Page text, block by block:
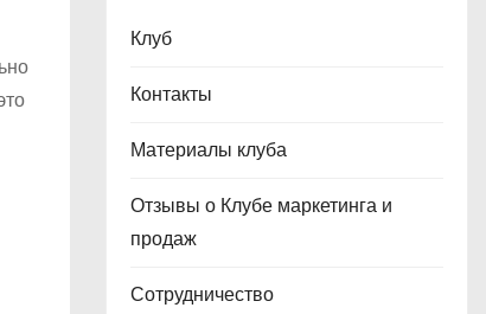
Клуб
Контакты
Материалы клуба
Отзывы о Клубе маркетинга и
продаж
Сотрудничество